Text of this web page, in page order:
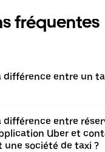
fréquentes
différence entre un
différence entre
Uber et
société de taxi ?